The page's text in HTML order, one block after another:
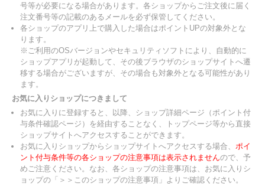
号等が必要になる場合があります。各ショップからご注文後に届く
注文番号等の記載のあるメールを必ず保管してください。
各ショップのアプリ上で購入した場合はポイントUPの対象外とな
ります。
※ご利用のOSバージョンやセキュリティソフトにより、自動的に
ショップアプリが起動して、その後ブラウザのショップサイトへ遷
移する場合がございますが、その場合も対象外となる可能性があり
ます。
お気に入りショップにつきまして
お気に入りに登録すると、以降、ショップ詳細ページ（ポイント付
与条件確認ページ）を経由することなく、トップページ等から直接
ショップサイトへアクセスすることができます。
お気に入りショップからショップサイトへアクセスする場合、 ポイ
ント付与条件等の各ショップの注意事項は表示されませんので、予
めご注意ください。なお、各ショップの注意事項は、お気に入りシ
ョップの「＞＞このショップの注意事項」よりご確認ください。